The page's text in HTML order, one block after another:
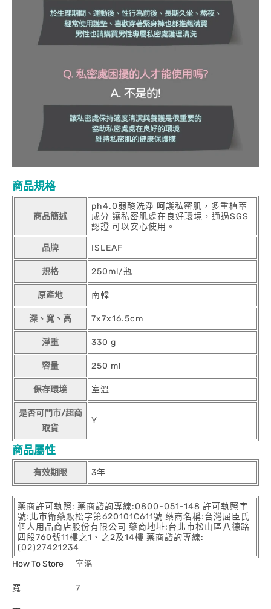
商品規格
商品簡述
ph4.0弱酸洗淨 呵護私密肌，多重植萃
成分 讓私密肌處在良好環境，通過SGS
認證 可以安心使用。
品牌 ISLEAF
規格 250ml/瓶
原產地 南韓
深、寬、高 7x7x16.5cm
淨重 330 g
容量 250 ml
保存環境 室溫
是否可門市/超商
取貨
Y
商品屬性
有效期限 3年
藥商許可執照: 藥商諮詢專線:0800-051-148 許可執照字
號:北市衛藥販松字第620101C611號 藥商名稱:台灣屈臣氏
個人用品商店股份有限公司 藥商地址:台北市松山區八德路
四段760號11樓之1、之2及14樓 藥商諮詢專線:
(02)27421234
How To Store
室溫
寬 7